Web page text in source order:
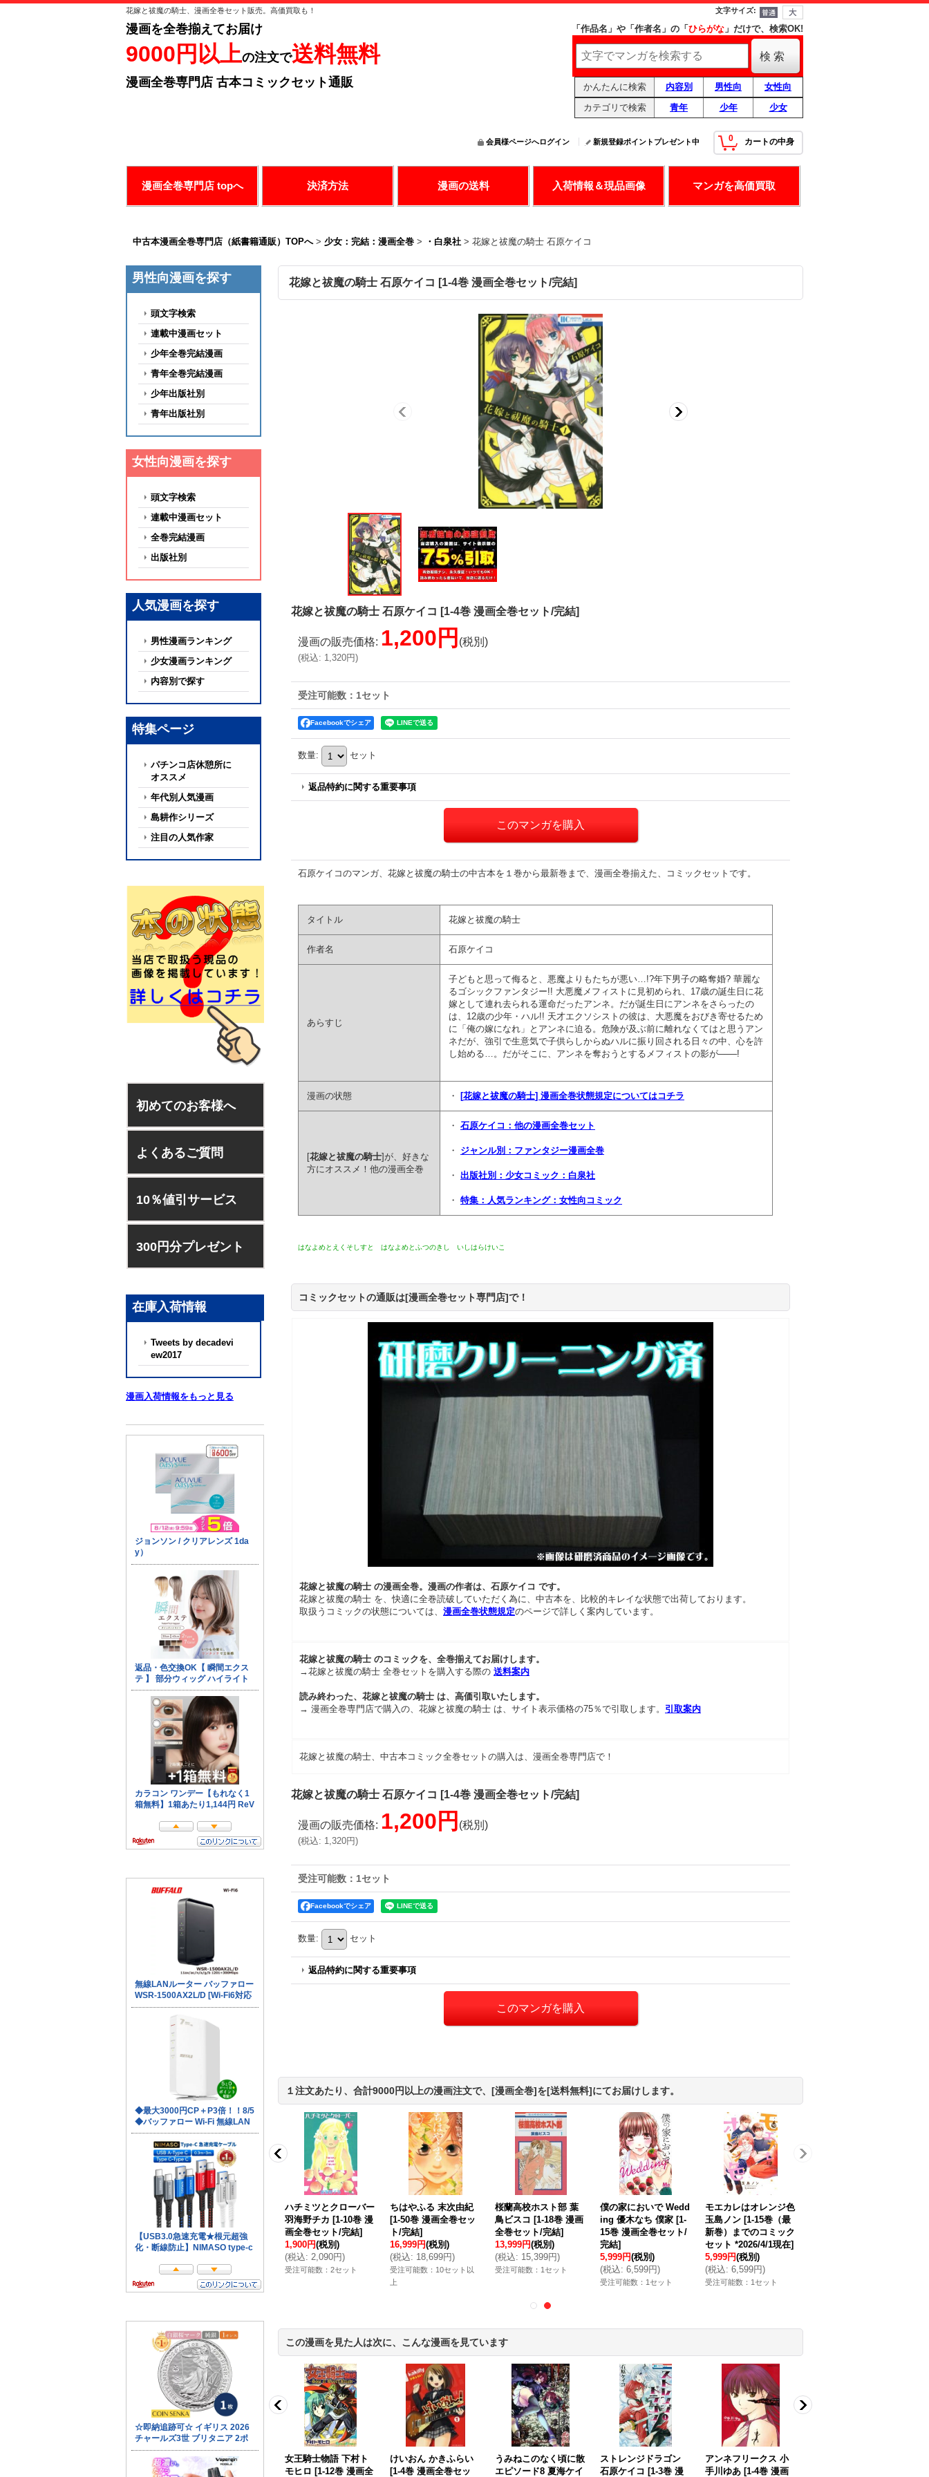
花嫁と祓魔の騎士、漫画全巻セット販売。高価買取も！ 文字サイズ:
漫画を全巻揃えてお届け
9000円以上の注文で送料無料
漫画全巻専門店 古本コミックセット通販
「作品名」や「作者名」の「 ひらがな 」だけで、検索OK!
かんたんに検索 内容別 男性向
女性向
カテゴリで検索
青年 少年 少女
0 カートの中身
会員様ページへログイン 新規登録ポイントプレゼント中
漫画全巻専門店 topへ 決済方法 漫画の送料 入荷情報＆現品画像 マンガを高価買取
中古本漫画全巻専門店（紙書籍通販）TOPへ > 少女：完結：漫画全巻 > ・白泉社 > 花嫁と祓魔の騎士 石原ケイコ
男性向漫画を探す
頭文字検索
連載中漫画セット
少年全巻完結漫画
青年全巻完結漫画
少年出版社別
青年出版社別
女性向漫画を探す
頭文字検索
連載中漫画セット
全巻完結漫画
出版社別
人気漫画を探す
男性漫画ランキング
少女漫画ランキング
内容別で探す
特集ページ
パチンコ店休憩所に
オススメ
年代別人気漫画
島耕作シリーズ
注目の人気作家
初めてのお客様へ
よくあるご質問
10％値引サービス
300円分プレゼント
在庫入荷情報
Tweets by decadevi
ew2017
漫画入荷情報をもっと見る
花嫁と祓魔の騎士 石原ケイコ [1-4巻 漫画全巻セット/完結]
花嫁と祓魔の騎士 石原ケイコ [1-4巻 漫画全巻セット/完結]
漫画の販売価格: 1,200円 (税別)
(税込: 1,320円)
受注可能数：1セット
Facebookでシェア
数量: セット
返品特約に関する重要事項
石原ケイコのマンガ、花嫁と祓魔の騎士の中古本を１巻から最新巻まで、漫画全巻揃えた、コミックセットです。
タイトル 花嫁と祓魔の騎士
作者名 石原ケイコ
あらすじ
子どもと思って侮ると、悪魔よりもたちが悪い…!?年下男子の略奪婚? 華麗な
るゴシックファンタジー!! 大悪魔メフィストに見初められ、17歳の誕生日に花
嫁として連れ去られる運命だったアンネ。だが誕生日にアンネをさらったの
は、12歳の少年・ハル!! 天才エクソシストの彼は、大悪魔をおびき寄せるため
に「俺の嫁になれ」とアンネに迫る。危険が及ぶ前に離れなくてはと思うアン
ネだが、強引で生意気で子供らしからぬハルに振り回される日々の中、心を許
し始める…。だがそこに、アンネを奪おうとするメフィストの影が───!
漫画の状態 ・ [花嫁と祓魔の騎士] 漫画全巻状態規定についてはコチラ
[花嫁と祓魔の騎士]が、好きな
方にオススメ！他の漫画全巻
・ 石原ケイコ：他の漫画全巻セット
・ ジャンル別：ファンタジー漫画全巻
・ 出版社別：少女コミック：白泉社
・ 特集：人気ランキング：女性向コミック
はなよめとえくそしすと はなよめとふつのきし いしはらけいこ
コミックセットの通販は[漫画全巻セット専門店]で！
花嫁と祓魔の騎士 の漫画全巻。漫画の作者は、石原ケイコ です。
花嫁と祓魔の騎士 を、快適に全巻読破していただく為に、中古本を、比較的キレイな状態で出荷しております。
取扱うコミックの状態については、 漫画全巻状態規定のページで詳しく案内しています。
花嫁と祓魔の騎士 のコミックを、全巻揃えてお届けします。
→花嫁と祓魔の騎士 全巻セットを購入する際の 送料案内
読み終わった、花嫁と祓魔の騎士 は、高価引取いたします。
→ 漫画全巻専門店で購入の、花嫁と祓魔の騎士 は、サイト表示価格の75％で引取します。 引取案内
花嫁と祓魔の騎士、中古本コミック全巻セットの購入は、漫画全巻専門店で！
花嫁と祓魔の騎士 石原ケイコ [1-4巻 漫画全巻セット/完結]
漫画の販売価格: 1,200円 (税別)
(税込: 1,320円)
受注可能数：1セット
Facebookでシェア
数量: セット
返品特約に関する重要事項
１注文あたり、合計9000円以上の漫画注文で、[漫画全巻]を[送料無料]にてお届けします。
巻）までのコミックセ
ット *2025/1/3現在 ]
受注可能数：1セット
君に届け 椎名軽穂
30巻 漫画全巻セット/
完結]
8,999円(税別)
受注可能数：10セット以
ハチミツとクローバー
羽海野チカ [1-10巻 漫
画全巻セット/完結]
1,900円(税別)
(税込: 2,090円)
受注可能数：2セット
ちはやふる 末次由紀
[1-50巻 漫画全巻セッ
ト/完結]
16,999円(税別)
(税込: 18,699円)
受注可能数：10セット以
上
桜蘭高校ホスト部 葉
鳥ビスコ [1-18巻 漫画
全巻セット/完結]
13,999円(税別)
(税込: 15,399円)
受注可能数：1セット
僕の家においで Wedd
ing 優木なち 僕家 [1-
15巻 漫画全巻セット/
完結]
5,999円(税別)
(税込: 6,599円)
受注可能数：1セット
モエカレはオレンジ色
玉島ノン [1-15巻（最
新巻）までのコミック
セット *2026/4/1現在]
5,999円(税別)
(税込: 6,599円)
受注可能数：1セット
この漫画を見た人は次に、こんな漫画を見ています
海神の花嫁 小純月子
1-8巻 漫画全巻セッ
うみねこのなく頃にエ
ピソード1 夏海ケイ
女王騎士物語 下村ト
モヒロ [1-12巻 漫画全
けいおん かきふらい
[1-4巻 漫画全巻セッ
うみねこのなく頃に散
エピソード8 夏海ケイ
ストレンジドラゴン
石原ケイコ [1-3巻 漫
アンネフリークス 小
手川ゆあ [1-4巻 漫画